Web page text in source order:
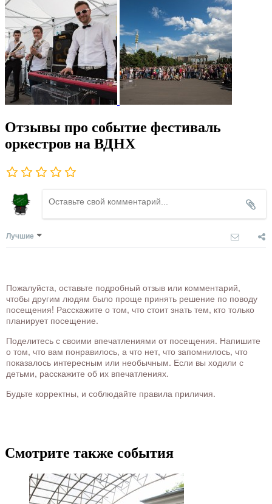
Отзывы про событие фестиваль
оркестров на ВДНХ
Лучшие
Пожалуйста, оставьте подробный отзыв или комментарий,
чтобы другим людям было проще принять решение по поводу
посещения! Расскажите о том, что стоит знать тем, кто только
планирует посещение.
Поделитесь с своими впечатлениями от посещения. Напишите
о том, что вам понравилось, а что нет, что запомнилось, что
показалось интересным или необычным. Если вы ходили с
детьми, расскажите об их впечатлениях.
Будьте корректны, и соблюдайте правила приличия.
Смотрите также события